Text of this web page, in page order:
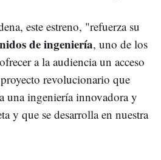
este estreno, "refuerza su
de ingeniería, uno de los
a la audiencia un acceso
revolucionario que
una ingeniería innovadora y
y que se desarrolla en nuestra